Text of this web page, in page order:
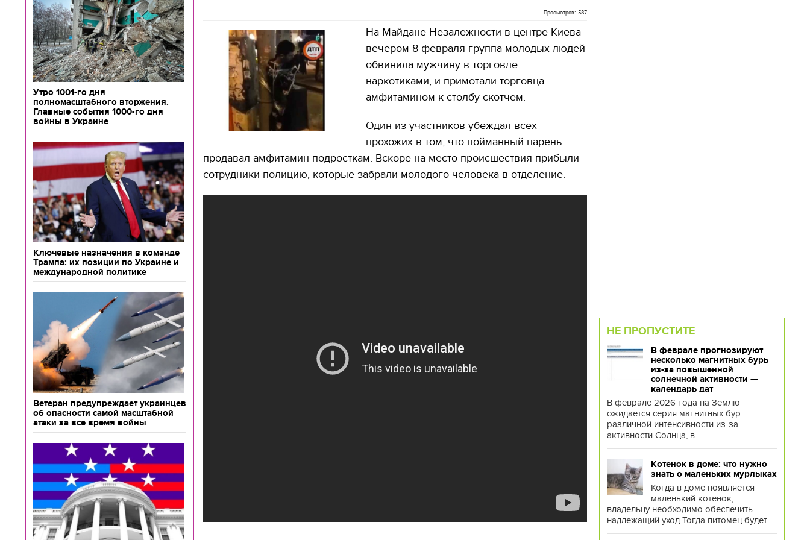
Утро 1001-го дня
полномасштабного вторжения.
Главные события 1000-го дня
войны в Украине
Ключевые назначения в команде
Трампа: их позиции по Украине и
международной политике
Ветеран предупреждает украинцев
об опасности самой масштабной
атаки за все время войны
Просмотров: 587
На Майдане Незалежности в центре Киева
вечером 8 февраля группа молодых людей
обвинила мужчину в торговле
наркотиками, и примотали торговца
амфитамином к столбу скотчем.
Один из участников убеждал всех
прохожих в том, что пойманный парень
продавал амфитамин подросткам. Вскоре на место происшествия прибыли
сотрудники полицию, которые забрали молодого человека в отделение.
НЕ ПРОПУСТИТЕ
В феврале прогнозируют
несколько магнитных бурь
из-за повышенной
солнечной активности —
календарь дат
В феврале 2026 года на Землю
ожидается серия магнитных бур
различной интенсивности из-за
активности Солнца, в ....
Котенок в доме: что нужно
знать о маленьких мурлыках
Когда в доме появляется
маленький котенок,
владельцу необходимо обеспечить
надлежащий уход Тогда питомец будет....